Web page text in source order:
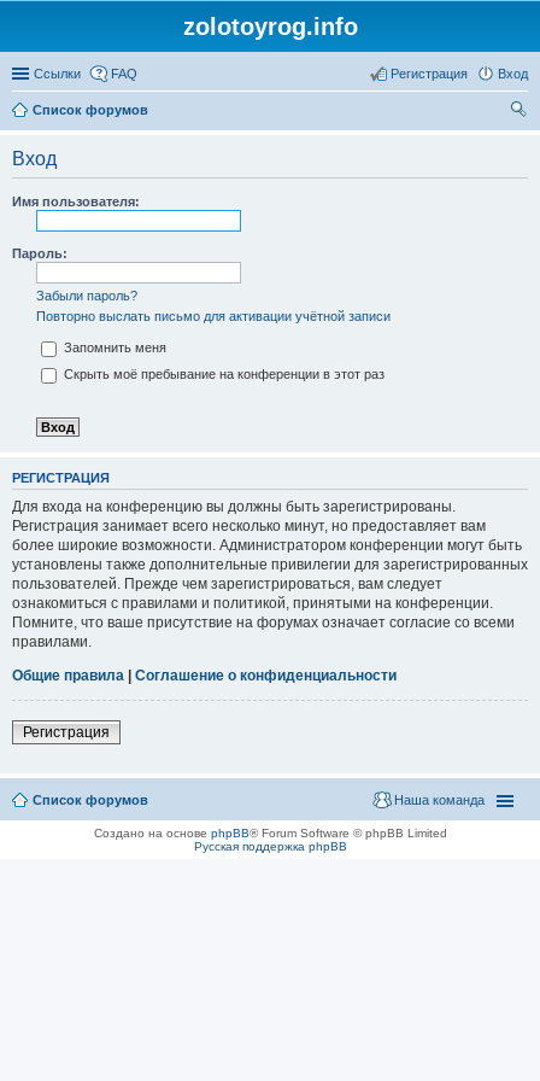
zolotoyrog.info
Ссылки FAQ Вход
Регистрация
Список форумов
Вход
Имя пользователя:
Пароль:
Забыли пароль?
Повторно выслать письмо для активации учётной записи
Запомнить меня
Скрыть моё пребывание на конференции в этот раз
РЕГИСТРАЦИЯ
Для входа на конференцию вы должны быть зарегистрированы.
Регистрация занимает всего несколько минут, но предоставляет вам
более широкие возможности. Администратором конференции могут быть
установлены также дополнительные привилегии для зарегистрированных
пользователей. Прежде чем зарегистрироваться, вам следует
ознакомиться с правилами и политикой, принятыми на конференции.
Помните, что ваше присутствие на форумах означает согласие со всеми
правилами.
Общие правила | Соглашение о конфиденциальности
Регистрация
Список форумов Наша команда
Создано на основе phpBB® Forum Software © phpBB Limited
Русская поддержка phpBB